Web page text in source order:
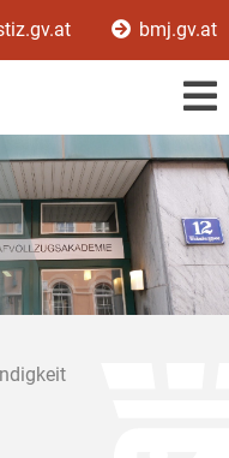
bmj.gv.at